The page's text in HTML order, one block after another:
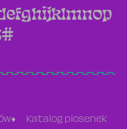
efghijklmnop
#
Katalog piosenek